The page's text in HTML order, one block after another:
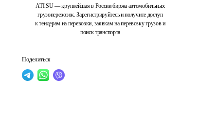
ATI.SU — крупнейшая в России биржа автомобильных
грузоперевозок. Зарегистрируйтесь и получите доступ
к тендерам на перевозки, заявкам на перевозку грузов и
поиск транспорта
Поделиться